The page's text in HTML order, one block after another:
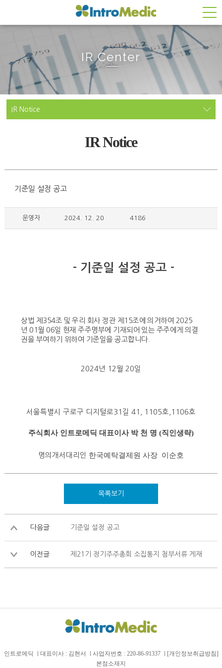
IR Center
IR Notice
IR Notice
기준일 설정 공고
운영자 2024. 12. 20 4186
- 기준일 설정 공고 -
상법 제 354조 및 우리 회사 정관 제 15조에 의거하여 2025
년 01 월 06일 현재 주주명부에 기재되어 있는 주주에게 의결
권을 부여하기 위하여 기준일을 공고합니다
2024년 12 월 20일
서울특별시 구로구 디지털로31 길 41, 1105호 ,1106호
주식회사 인트로메딕 대표이사 박 천 명 (직인생략)
명의개서대리인 한국예탁결제원 사장 이순호
목록보기
다음글 기준일 설정 공고
이전글 제21기 정기주주총회 소집통지 첨부서류 게재
인트로메딕 대표이사 : 김현서 사업자번호 : 220-86-91337
[개인정보취급방침]
본점소재지